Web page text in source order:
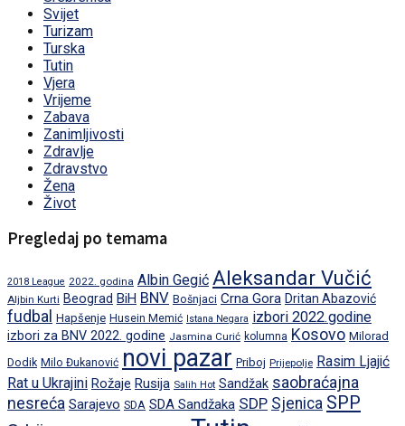
Svijet
Turizam
Turska
Tutin
Vjera
Vrijeme
Zabava
Zanimljivosti
Zdravlje
Zdravstvo
Žena
Život
Pregledaj po temama
2018 League 2022. godina Albin Gegić Aleksandar Vučić
Aljbin Kurti Beograd BiH BNV Bošnjaci Crna Gora Dritan Abazović
fudbal Hapšenje Husein Memić Istana Negara izbori 2022.godine
izbori za BNV 2022. godine Jasmina Curić kolumna Kosovo Milorad
Dodik Milo Đukanović novi pazar Priboj Prijepolje Rasim Ljajić
Rat u Ukrajini Rožaje Rusija Salih Hot Sandžak saobraćajna
nesreća Sarajevo SDA SDA Sandžaka SDP Sjenica SPP